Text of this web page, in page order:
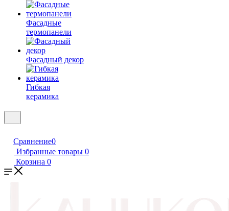
Фасадные
термопанели
Фасадный декор
Гибкая
керамика
Сравнение0
Избранные товары 0
Корзина 0